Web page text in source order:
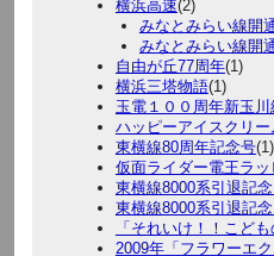
横浜高速(2)
みなとみらい線開
みなとみらい線開
自由が丘77周年(1)
横浜三塔物語(1)
玉電１００周年新玉
ハッピーアイスクリ
東横線80周年記念号(1)
仮面ライダー電王ラ
東横線8000系引退記
東横線8000系引退記
「それいけ！！こど
2009年「フラワーエク